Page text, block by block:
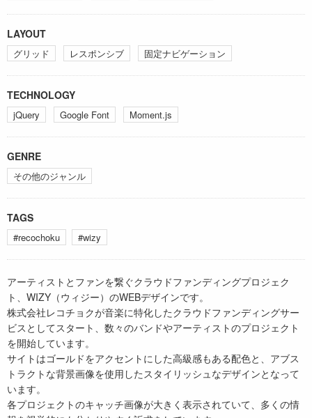
LAYOUT
グリッド レスポンシブ 固定ナビゲーション
TECHNOLOGY
jQuery Google Font Moment.js
GENRE
その他のジャンル
TAGS
#recochoku #wizy
アーティストとファンを繋ぐクラウドファンディングプロジェク
ト、WIZY（ウィジー）のWEBデザインです。
株式会社レコチョクが音楽に特化したクラウドファンディングサー
ビスとしてスタート、数々のバンドやアーティストのプロジェクト
を開始しています。
サイトはゴールドをアクセントにした高級感もある配色と、アブス
トラクトな背景画像を使用したスタイリッシュなデザインとなって
います。
各プロジェクトのキャッチ画像が大きく表示されていて、多くの情